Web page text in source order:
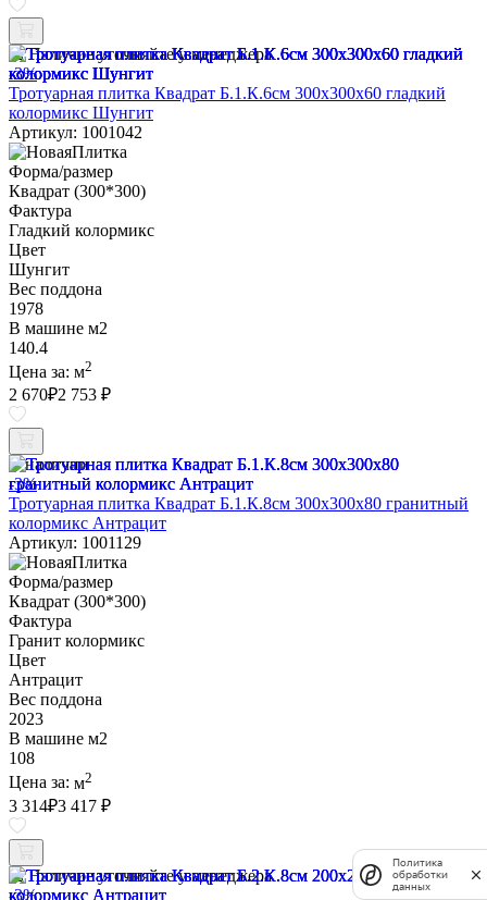
Наличие уточняйте у менеджера
-3%
Тротуарная плитка Квадрат Б.1.К.6см 300х300х60 гладкий
колормикс Шунгит
Артикул: 1001042
Форма/размер
Квадрат (300*300)
Фактура
Гладкий колормикс
Цвет
Шунгит
Вес поддона
1978
В машине м2
140.4
Цена за: м2
2 670₽2 753 ₽
В наличии
-3%
Тротуарная плитка Квадрат Б.1.К.8см 300х300х80 гранитный
колормикс Антрацит
Артикул: 1001129
Форма/размер
Квадрат (300*300)
Фактура
Гранит колормикс
Цвет
Антрацит
Вес поддона
2023
В машине м2
108
Цена за: м2
3 314₽3 417 ₽
Наличие уточняйте у менеджера
-3%
Политика
обработки
данных